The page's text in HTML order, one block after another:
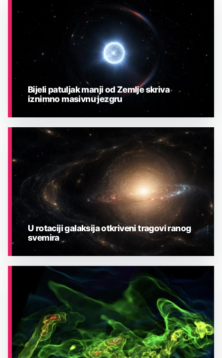
Bijeli patuljak manji od Zemlje skriva
iznimno masivnu jezgru
ASTRONOMIJA
U rotaciji galaksija otkriveni tragovi ranog
svemira